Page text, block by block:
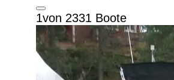
1von 2331 Boote